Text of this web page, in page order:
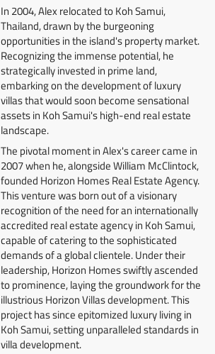
In 2004, Alex relocated to Koh Samui,
Thailand, drawn by the burgeoning
opportunities in the island's property market.
Recognizing the immense potential, he
strategically invested in prime land,
embarking on the development of luxury
villas that would soon become sensational
assets in Koh Samui's high-end real estate
landscape.
The pivotal moment in Alex's career came in
2007 when he, alongside William McClintock,
founded Horizon Homes Real Estate Agency.
This venture was born out of a visionary
recognition of the need for an internationally
accredited real estate agency in Koh Samui,
capable of catering to the sophisticated
demands of a global clientele. Under their
leadership, Horizon Homes swiftly ascended
to prominence, laying the groundwork for the
illustrious Horizon Villas development. This
project has since epitomized luxury living in
Koh Samui, setting unparalleled standards in
villa development.